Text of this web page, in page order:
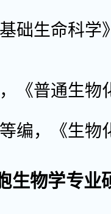
础生命科学
《普通生
编，《生物
生物学专